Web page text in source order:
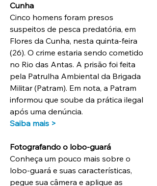
Cunha
Cinco homens foram presos
suspeitos de pesca predatória, em
Flores da Cunha, nesta quinta-feira
(26). O crime estaria sendo cometido
no Rio das Antas. A prisão foi feita
pela Patrulha Ambiental da Brigada
Militar (Patram). Em nota, a Patram
informou que soube da prática ilegal
após uma denúncia.
Saiba mais >
Fotografando o lobo-guará
Conheça um pouco mais sobre o
lobo-guará e suas características,
pegue sua câmera e aplique as